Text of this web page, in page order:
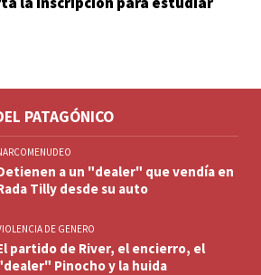
PATAGÓNICO
a un "dealer" que vendía en
Tilly desde su auto
DE GENERO
partido de River, el encierro, el
Pinocho y la huida